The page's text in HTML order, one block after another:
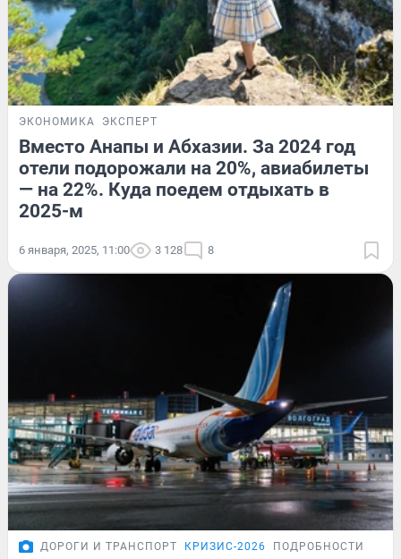
ЭКОНОМИКА ЭКСПЕРТ
Вместо Анапы и Абхазии. За 2024 год
отели подорожали на 20%, авиабилеты
— на 22%. Куда поедем отдыхать в
2025-м
6 января, 2025, 11:00 3 128 8
ДОРОГИ И ТРАНСПОРТ КРИЗИС-2026 ПОДРОБНОСТИ